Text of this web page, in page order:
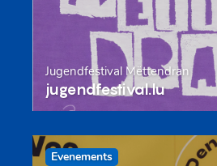
Jugendfestival Mëttendran
jugendfestival.lu
Evenements